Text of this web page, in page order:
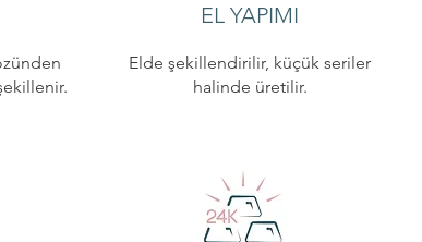
EL YAPIMI
Elde şekillendirilir, küçük seriler
halinde üretilir.